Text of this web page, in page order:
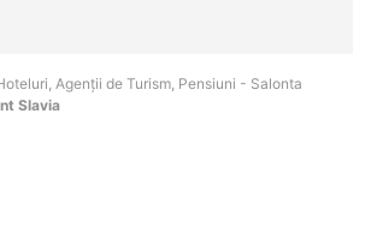
Agenții de Turism, Pensiuni - Salonta
Slavia